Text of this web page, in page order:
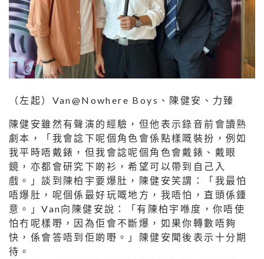
（左起）Van@Nowhere Boys、陳健安、力臻
陳健安雖然有聲演的經驗，但他表示錄音前會讀熟
劇本，「我會諗下呢個角色會係點樣嘅裝扮，例如
我平時唔戴錶，但我會諗呢個角色會戴錶、戴眼
鏡，亦都會研究下啲衫，希望可以帶到自己入
戲。」談到陳柏宇要爆肚，陳健安笑謂：「我最怕
唔爆肚，呢個係最好玩嘅地方，我唔怕，直頭係鍾
意。」Van向陳健安說：「有陳柏宇喺度，你唔使
怕冇呢樣嘢，因為佢會不斷爆，如果你轉數唔夠
快，係會答唔到佢啲嘢。」陳健安聞後表示十分期
待。